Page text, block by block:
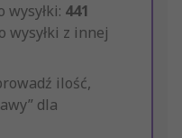
wysyłki: 441
wysyłki z innej
ilość,
dla